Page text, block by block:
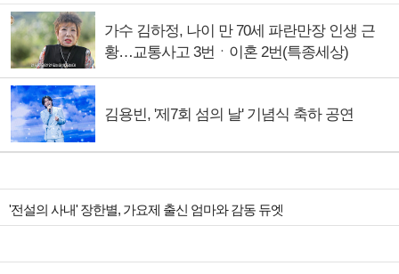
가수 김하정, 나이 만 70세 파란만장 인생 근
황…교통사고 3번ㆍ이혼 2번(특종세상)
김용빈, '제7회 섬의 날' 기념식 축하 공연
'전설의 사내' 장한별, 가요제 출신 엄마와 감동 듀엣